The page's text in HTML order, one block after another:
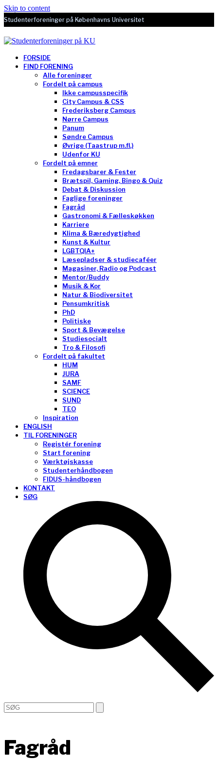
Skip to content
Studenterforeninger på Københavns Universitet
FORSIDE
FIND FORENING
Alle foreninger
Fordelt på campus
Ikke campusspecifik
City Campus & CSS
Frederiksberg Campus
Nørre Campus
Panum
Søndre Campus
Øvrige (Taastrup m.fl.)
Udenfor KU
Fordelt på emner
Fredagsbarer & Fester
Brætspil, Gaming, Bingo & Quiz
Debat & Diskussion
Faglige foreninger
Fagråd
Gastronomi & Fælleskøkken
Karriere
Klima & Bæredygtighed
Kunst & Kultur
LGBTQIA+
Læsepladser & studiecaféer
Magasiner, Radio og Podcast
Mentor/Buddy
Musik & Kor
Natur & Biodiversitet
Pensumkritisk
PhD
Politiske
Sport & Bevægelse
Studiesocialt
Tro & Filosofi
Fordelt på fakultet
HUM
JURA
SAMF
SCIENCE
SUND
TEO
Inspiration
ENGLISH
TIL FORENINGER
Registér forening
Start forening
Værktøjskasse
Studenterhåndbogen
FIDUS-håndbogen
KONTAKT
SØG
Open
mobile
Close
mobile
Search
Fagråd